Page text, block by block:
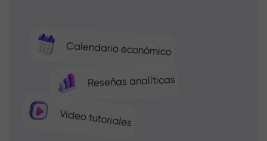
Calendario económico
Reseñas analíticas
Video tutoriales